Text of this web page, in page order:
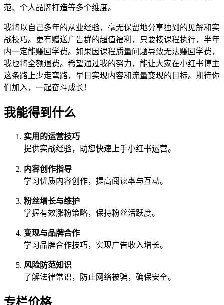
范、个人品牌打造等多个维度。
我将以自己多年的从业经验，毫无保留地分享独到的见解和实
战技巧。更有赠送广告群的超值福利，只要按课程执行，半年
内一定能赚回学费。如果因课程质量问题导致无法赚回学费，
我也将全额退费。希望通过我的努力，能让大家在小红书博主
这条路上少走弯路，早日实现内容和流量变现的目标。期待你
们加入，一起奋斗成长！
我能得到什么
实用的运营技巧
提供实战经验，助您快速上手小红书运营。
内容创作指导
学习优质内容创作，提高阅读率与互动。
粉丝增长与维护
掌握有效涨粉策略，保持粉丝活跃度。
变现与品牌合作
学习品牌合作技巧，实现广告收入增长。
风险防范知识
了解法律常识，防止网络被骗，确保安全。